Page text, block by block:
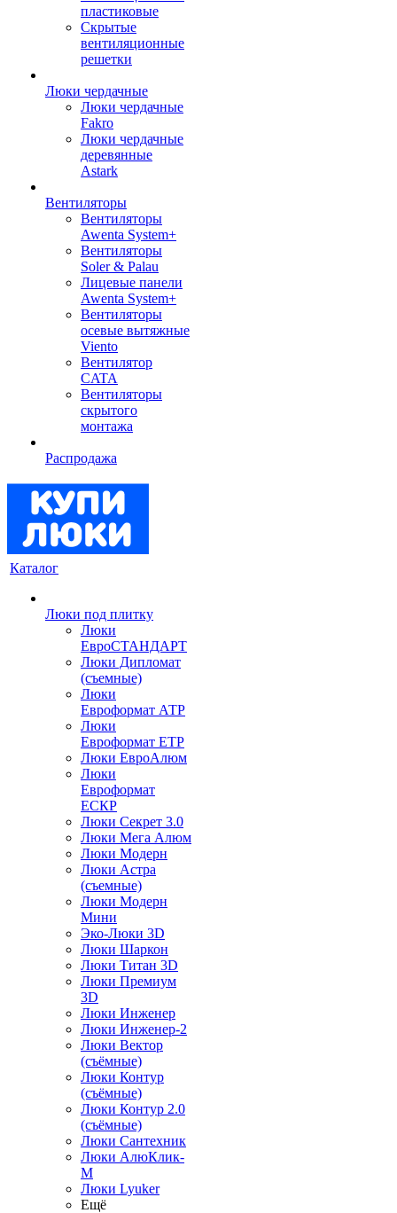
пластиковые
Скрытые
вентиляционные
решетки
Люки чердачные
Люки чердачные
Fakro
Люки чердачные
деревянные
Astark
Вентиляторы
Вентиляторы
Awenta System+
Вентиляторы
Soler & Palau
Лицевые панели
Awenta System+
Вентиляторы
осевые вытяжные
Viento
Вентилятор
CATA
Вентиляторы
скрытого
монтажа
Распродажа
Каталог
Люки под плитку
Люки
ЕвроСТАНДАРТ
Люки Дипломат
(съемные)
Люки
Евроформат АТР
Люки
Евроформат ЕТР
Люки ЕвроАлюм
Люки
Евроформат
ЕСКР
Люки Секрет 3.0
Люки Мега Алюм
Люки Модерн
Люки Астра
(съемные)
Люки Модерн
Мини
Эко-Люки 3D
Люки Шаркон
Люки Титан 3D
Люки Премиум
3D
Люки Инженер
Люки Инженер-2
Люки Вектор
(съёмные)
Люки Контур
(съёмные)
Люки Контур 2.0
(съёмные)
Люки Сантехник
Люки АлюКлик-
М
Люки Lyuker
Ещё